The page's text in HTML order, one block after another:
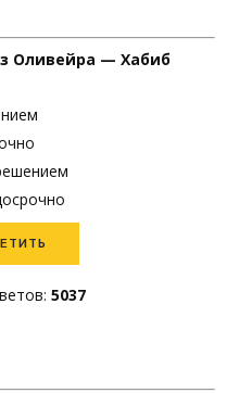
Оливейра — Хабиб
5037